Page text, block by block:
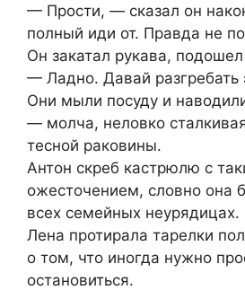
— Прости, — сказал он
полный иди от. Правда не
Он закатал рукава,
— Ладно. Давай разгребать
Они мыли посуду и
— молча, неловко
тесной раковины.
Антон скреб кастрюлю с
ожесточением, словно она
всех семейных неурядицах.
Лена протирала тарелки
о том, что иногда нужно
остановиться.